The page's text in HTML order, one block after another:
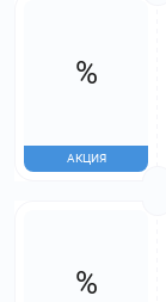
%
АКЦИЯ
%